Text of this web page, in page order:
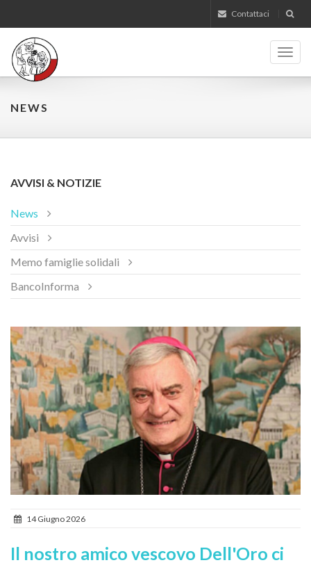
Contattaci
NEWS
AVVISI & NOTIZIE
News
Avvisi
Memo famiglie solidali
BancoInforma
14 Giugno 2026
Il nostro amico vescovo Dell'Oro ci